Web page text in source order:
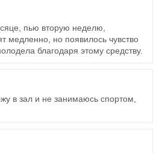
пью вторую неделю,
медленно, но появилось чувство
благодаря этому средству.
в зал и не занимаюсь спортом,